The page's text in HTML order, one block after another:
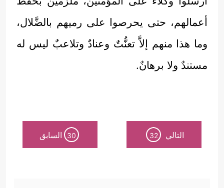
أعمالهم، حتى يحرصوا على رميهم بالضَّلال،
وما هذا منهم إلاَّ تعنُّتٌ وعنادٌ وتلاعبٌ ليس له
مستندٌ ولا برهانٌ.
التالي 32
30 السابق